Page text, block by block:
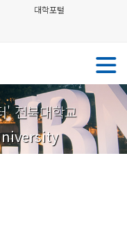
대학포털
' 전북대학교